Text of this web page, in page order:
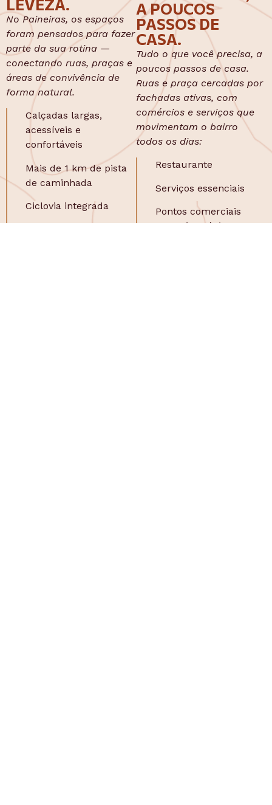
LEVEZA.
No Paineiras, os espaços
foram pensados para fazer
parte da sua rotina —
conectando ruas, praças e
áreas de convivência de
forma natural.
Calçadas largas,
acessíveis e
confortáveis
Mais de 1 km de pista
de caminhada
Ciclovia integrada
A POUCOS
PASSOS DE
CASA.
Tudo o que você precisa, a
poucos passos de casa.
Ruas e praça cercadas por
fachadas ativas, com
comércios e serviços que
movimentam o bairro
todos os dias:
Restaurante
Serviços essenciais
Pontos comerciais
como farmácia,